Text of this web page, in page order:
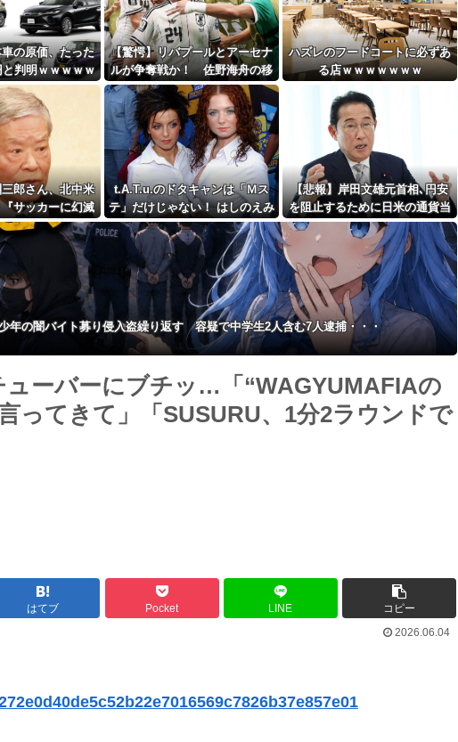
ぶり史上最大級の火山の兆し＝韓国の反応
ル南野がバースデーゴール！！
Powered by livedoor 相互RSS
の原価、たった
判明ｗｗｗｗｗ
ｗｗｗ
【驚愕】リバプールとアーセナ
ルが争奪戦か！ 佐野海舟の移
籍金は108億円超えの急騰！マ
インツ幹部も認める衝撃オファ
ーの可能性
ハズレのフードコートに必ずあ
る店ｗｗｗｗｗｗｗ
郎さん、北中米
サッカーに幻滅
いのでは…』
t.A.T.u.のドタキャンは「Ｍス
テ」だけじゃない！ はしのえみ
「来なかったんですよ…」
【悲報】岸田文雄元首相､円安
を阻止するために日米の通貨当
局が実施した為替介入は｢一時
しのぎに過ぎない｣との認識を
示す
年の闇バイト募り侵入盗繰り返す 容疑で中学生2人含む7人逮捕・・・
ーバーにブチッ…「“WAGYUMAFIAの
ってきて」「SUSURU、1分2ラウンドで
はてブ Pocket LINE
コピー
2026.06.04